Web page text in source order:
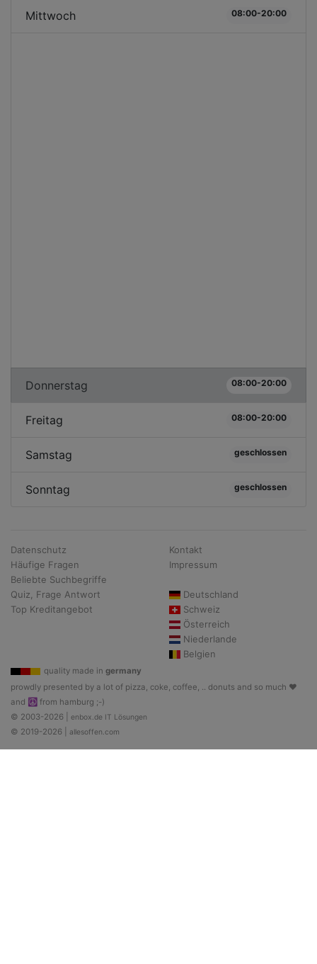
Mittwoch 08:00-20:00
Donnerstag 08:00-20:00
Freitag 08:00-20:00
Samstag geschlossen
Sonntag geschlossen
Datenschutz
Häufige Fragen
Beliebte Suchbegriffe
Quiz, Frage Antwort
Top Kreditangebot
Kontakt
Impressum
Deutschland
Schweiz
Österreich
Niederlande
Belgien
quality made in germany
prowdly presented by a lot of pizza, coke, coffee, .. donuts and so much ♥
and ☮ from hamburg ;-)
© 2003-2026 | enbox.de IT Lösungen
© 2019-2026 | allesoffen.com